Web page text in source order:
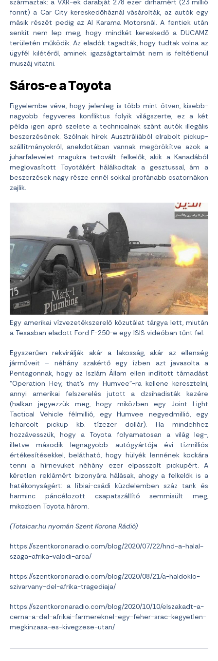
származtak: a VXR-ek darabját 278 ezer dirhamért (23 millió
forint) a Car City kereskedőháznál vásárolták, az autók egy
másik részét pedig az Al Karama Motorsnál. A fentiek után
senkit nem lep meg, hogy mindkét kereskedő a DUCAMZ
területén működik. Az eladók tagadták, hogy tudtak volna az
ügyfél kilétéről, aminek igazságtartalmát nem is feltétlenül
muszáj vitatni.
Sáros-e a Toyota
Figyelembe véve, hogy jelenleg is több mint ötven, kisebb-
nagyobb fegyveres konfliktus folyik világszerte, ez a két
példa igen apró szelete a technicalnak szánt autók illegális
beszerzésének. Szólnak hírek Ausztráliából elrabolt pickup-
szállítmányokról, anekdotában vannak megörökítve azok a
juharfalevelet magukra tetovált felkelők, akik a Kanadából
meglovasított Toyotákért hálálkodtak a gesztussal, ám a
beszerzések nagy része ennél sokkal profánabb csatornákon
zajlik.
Egy amerikai vízvezetékszerelő közutálat tárgya lett, miután
a Texasban eladott Ford F-250-e egy ISIS videóban tűnt fel.
Egyszerűen rekvirálják akár a lakosság, akár az ellenség
járműveit – néhány szakértő egy ízben azt javasolta a
Pentagonnak, hogy az Iszlám Állam ellen indított támadást
“Operation Hey, that’s my Humvee”-ra kellene keresztelni,
annyi amerikai felszerelés jutott a dzsihadisták kezére
(halkan jegyezzük meg, hogy miközben egy Joint Light
Tactical Vehicle félmillió, egy Humvee negyedmillió, egy
leharcolt pickup kb. tízezer dollár). Ha mindehhez
hozzávesszük, hogy a Toyota folyamatosan a világ leg-,
illetve második legnagyobb autógyártója évi tízmilliós
értékesítésekkel, belátható, hogy hülyék lennének kockára
tenni a hírnevüket néhány ezer elpasszolt pickupért. A
kéretlen reklámért bizonyára hálásak, ahogy a felkelők is a
hatékonyságért: a líbiai-csádi küzdelemben száz tank és
harminc páncélozott csapatszállító semmisült meg,
miközben Toyota három.
(Totalcar.hu nyomán Szent Korona Rádió)
https://szentkoronaradio.com/blog/2020/07/22/hnd-a-halal-
szaga-afrika-valodi-arca/
https://szentkoronaradio.com/blog/2020/08/21/a-haldoklo-
szivarvany-del-afrika-tragediaja/
https://szentkoronaradio.com/blog/2020/10/10/elszakadt-a-
cerna-a-del-afrikai-farmereknel-egy-feher-srac-kegyetlen-
megkinzasa-es-kivegzese-utan/